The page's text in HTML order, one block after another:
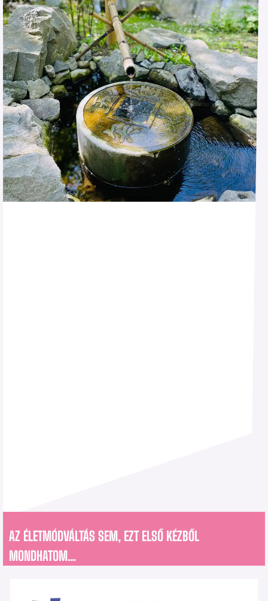
AZ ÉLETMÓDVÁLTÁS SEM, EZT ELSŐ KÉZBŐL
MONDHATOM…